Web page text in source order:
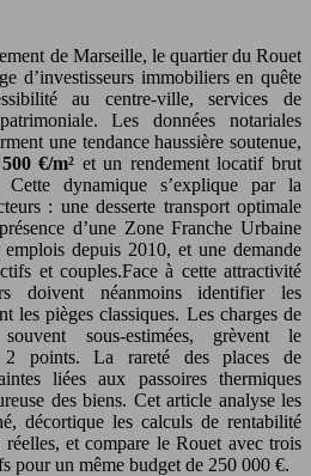
de Marseille, le quartier du Rouet
d’investisseurs immobiliers en quête
au centre-ville, services de
Les données notariales
une tendance haussière soutenue,
€/m² et un rendement locatif brut
dynamique s’explique par la
: une desserte transport optimale
d’une Zone Franche Urbaine
depuis 2010, et une demande
et couples.Face à cette attractivité
doivent néanmoins identifier les
les pièges classiques. Les charges de
souvent sous-estimées, grèvent le
points. La rareté des places de
liées aux passoires thermiques
des biens. Cet article analyse les
décortique les calculs de rentabilité
réelles, et compare le Rouet avec trois
pour un même budget de 250 000 €.